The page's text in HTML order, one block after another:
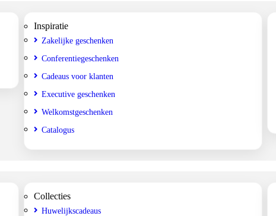
Inspiratie
Zakelijke geschenken
Conferentiegeschenken
Cadeaus voor klanten
Executive geschenken
Welkomstgeschenken
Catalogus
Collecties
Huwelijkscadeaus